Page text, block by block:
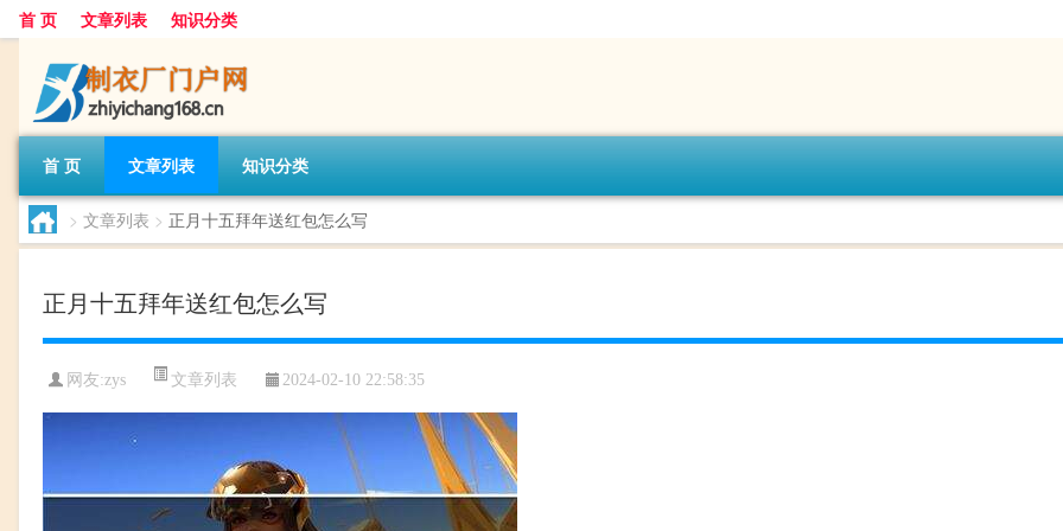
首 页 文章列表 知识分类
首 页 文章列表 知识分类
> 文章列表 > 正月十五拜年送红包怎么写
正月十五拜年送红包怎么写
网友:zys 文章列表 2024-02-10 22:58:35